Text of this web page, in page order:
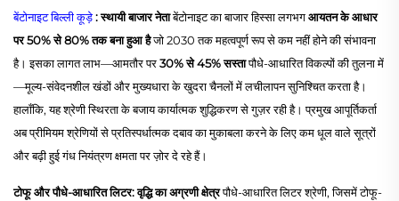
बेंटोनाइट बिल्ली कूड़े: स्थायी बाजार नेताबेंटोनाइट का बाजार हिस्सा लगभगआयतन के आधार
पर 50% से 80% तक बना हुआ हैजो 2030 तक महत्वपूर्ण रूप से कम नहीं होने की संभावना
है। इसका लागत लाभ—आमतौर पर30% से 45% सस्तापौधे-आधारित विकल्पों की तुलना में
—मूल्य-संवेदनशील खंडों और मुख्यधारा के खुदरा चैनलों में लचीलापन सुनिश्चित करता है।
हालाँकि, यह श्रेणी स्थिरता के बजाय कार्यात्मक शुद्धिकरण से गुज़र रही है। प्रमुख आपूर्तिकर्ता
अब प्रीमियम श्रेणियों से प्रतिस्पर्धात्मक दबाव का मुकाबला करने के लिए कम धूल वाले सूत्रों
और बढ़ी हुई गंध नियंत्रण क्षमता पर ज़ोर दे रहे हैं।
टोफू और पौधे-आधारित लिटर: वृद्धि का अग्रणी क्षेत्रपौधे-आधारित लिटर श्रेणी, जिसमें टोफू-